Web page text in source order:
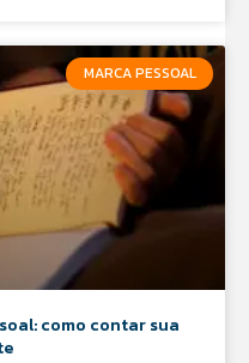
MARCA PESSOAL
como contar sua